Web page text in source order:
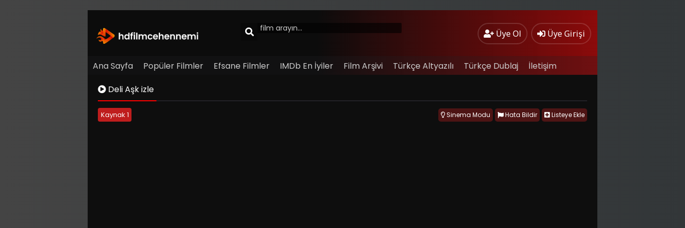
Üye Ol Üye Girişi
Ana Sayfa Popüler Filmler Efsane Filmler IMDb En İyiler Film Arşivi Türkçe Altyazılı Türkçe Dublaj
İletişim
Deli Aşk izle
Kaynak 1 Listeye Ekle
Hata Bildir
Sinema Modu